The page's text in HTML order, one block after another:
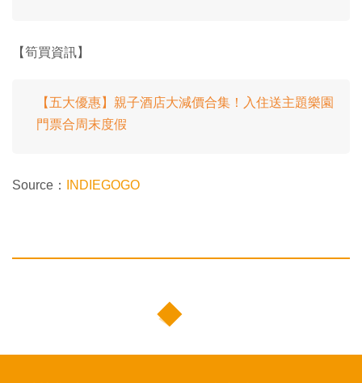
【筍買資訊】
【五大優惠】親子酒店大減價合集！入住送主題樂園
門票合周末度假
Source： INDIEGOGO